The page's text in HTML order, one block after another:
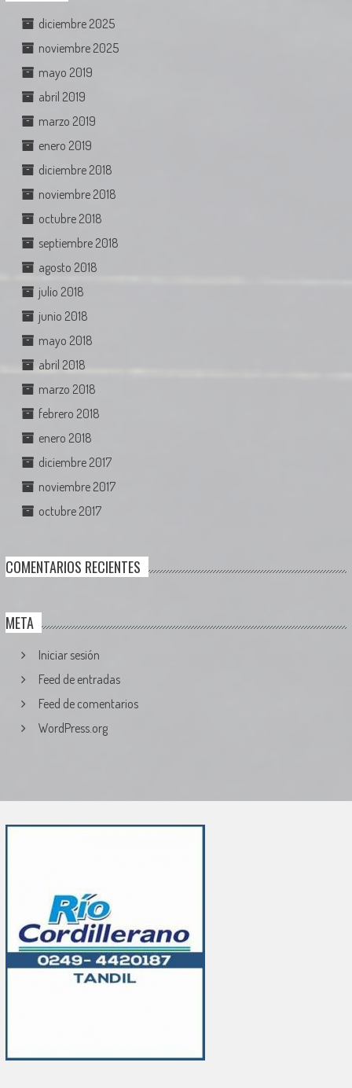
diciembre 2025
noviembre 2025
mayo 2019
abril 2019
marzo 2019
enero 2019
diciembre 2018
noviembre 2018
octubre 2018
septiembre 2018
agosto 2018
julio 2018
junio 2018
mayo 2018
abril 2018
marzo 2018
febrero 2018
enero 2018
diciembre 2017
noviembre 2017
octubre 2017
COMENTARIOS RECIENTES
META
Iniciar sesión
Feed de entradas
Feed de comentarios
WordPress.org